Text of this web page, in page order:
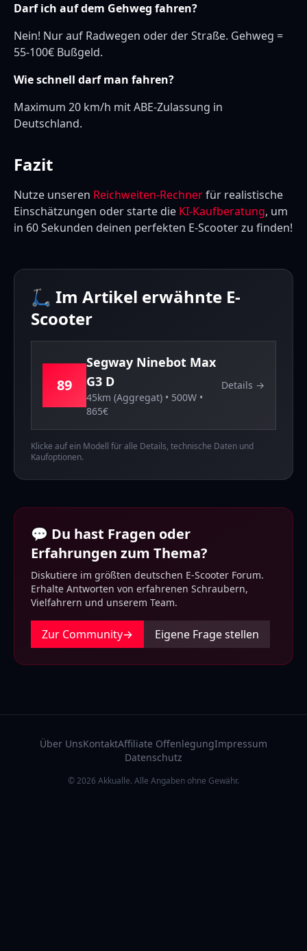
Darf ich auf dem Gehweg fahren?
Nein! Nur auf Radwegen oder der Straße. Gehweg =
55-100€ Bußgeld.
Wie schnell darf man fahren?
Maximum 20 km/h mit ABE-Zulassung in
Deutschland.
Fazit
Nutze unseren Reichweiten-Rechnerfür realistische
Einschätzungen oder starte die KI-Kaufberatung, um
in 60 Sekunden deinen perfekten E-Scooter zu finden!
🛴 Im Artikel erwähnte E-
Scooter
89
Segway Ninebot Max
G3 D
45km (Aggregat) • 500W •
865€
Details →
Klicke auf ein Modell für alle Details, technische Daten und
Kaufoptionen.
💬 Du hast Fragen oder
Erfahrungen zum Thema?
Diskutiere im größten deutschen E-Scooter Forum.
Erhalte Antworten von erfahrenen Schraubern,
Vielfahrern und unserem Team.
Zur Community→ Eigene Frage stellen
Über UnsKontaktAffiliate OffenlegungImpressum
Datenschutz
© 2026 Akkualle. Alle Angaben ohne Gewähr.